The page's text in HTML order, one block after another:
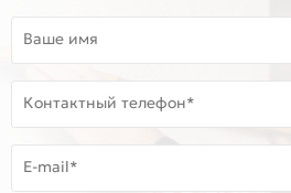
Ваше имя
Контактный телефон*
E-mail*